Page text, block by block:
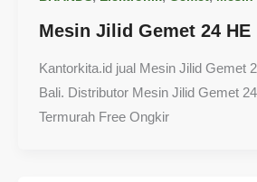
Mesin Jilid Gemet 24 HE
Kantorkita.id jual Mesin Jilid Gemet
Bali. Distributor Mesin Jilid Gemet
Termurah Free Ongkir